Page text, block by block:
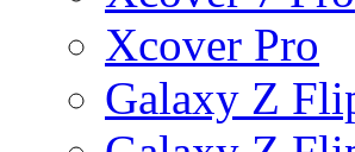
Xcover Pro
Galaxy Z